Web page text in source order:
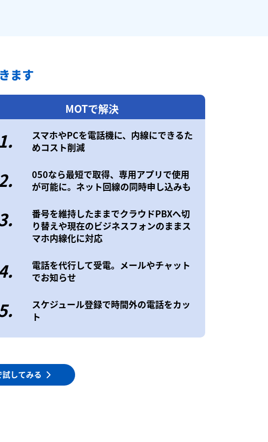
ます
MOTで解決
スマホやPCを電話機に、内線にできるた
めコスト削減
050なら最短で取得、専用アプリで使用
が可能に。ネット回線の同時申し込みも
番号を維持したままでクラウドPBXへ切
り替えや現在のビジネスフォンのままス
マホ内線化に対応
電話を代行して受電。メールやチャット
でお知らせ
スケジュール登録で時間外の電話をカッ
ト
してみる